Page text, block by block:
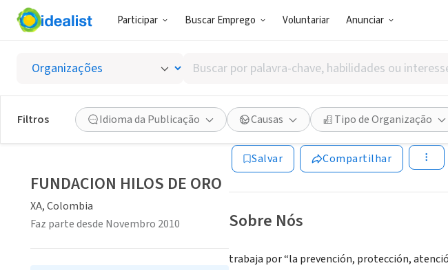
Participar Buscar Emprego Voluntariar Anunciar
Buscar
por
palavra-
chave,
habilidades
ou
interesses
Filtros Idioma da Publicação Causas Tipo de Organização
FUNDACION HILOS
XA, Colombia|www.fundacionhilosdeoro.com
Salvar Compartilhar
Sobre Nós
trabaja por “la prevención, protección,
FUNDACION HILOS DE ORO
XA, Colombia
Faz parte desde Novembro 2010